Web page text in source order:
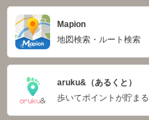
Mapion
地図検索・ルート検索
aruku&（あるくと）
歩いてポイントが貯まる